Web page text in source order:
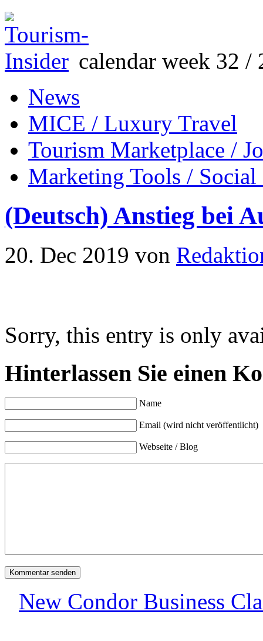
calendar week 32 /
News
MICE / Luxury Travel
Tourism Marketplace /
Marketing Tools /
(Deutsch) Anstieg bei
20. Dec 2019 von
Sorry, this entry is only
Hinterlassen Sie einen
Name
Email (wird nicht veröffentlicht)
Webseite / Blog
New Condor Business